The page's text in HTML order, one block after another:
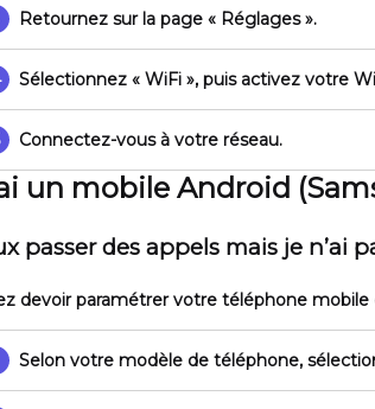
Retournez sur la page « Réglages ».
Sélectionnez « WiFi », puis activez votre
Connectez-vous à votre réseau.
un mobile Android
passer des appels mais je n’ai
devoir paramétrer votre téléphone mobile
Selon votre modèle de téléphone,